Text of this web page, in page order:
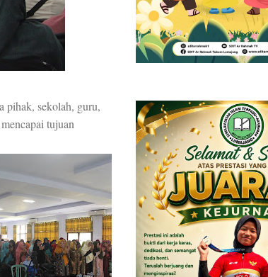
pihak, sekolah, guru,
tujuan